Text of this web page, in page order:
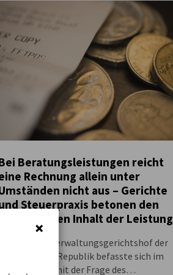
NEUIGKEITEN
Beratungsleistungen reicht
Rechnung allein unter
nicht aus – Gerichte
Steuerpraxis betonen den
tatsächlichen Inhalt der Leistung
Der Oberste Verwaltungsgerichtshof der
Slowakischen Republik befasste sich im
Februar 2025 mit der Frage des